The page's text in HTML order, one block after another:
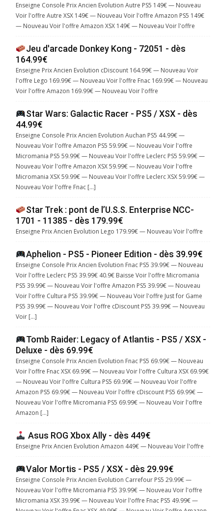
Enseigne Console Prix Ancien Evolution Autre PS5 149€ — Nouveau
Voir l'offre Autre XSX 149€ — Nouveau Voir l'offre Amazon PS5 149€
— Nouveau Voir l'offre Amazon XSX 149€ — Nouveau Voir l'offre
Jeu d'arcade Donkey Kong - 72051 - dès
164.99€
Enseigne Prix Ancien Evolution cDiscount 164.99€ — Nouveau Voir
l'offre Lego 169.99€ — Nouveau Voir l'offre Fnac 169.99€ — Nouveau
Voir l'offre Amazon 169.99€ — Nouveau Voir l'offre
Star Wars: Galactic Racer - PS5 / XSX - dès
44.99€
Enseigne Console Prix Ancien Evolution Auchan PS5 44.99€ —
Nouveau Voir l'offre Amazon PS5 59.99€ — Nouveau Voir l'offre
Micromania PS5 59.99€ — Nouveau Voir l'offre Leclerc PS5 59.99€ —
Nouveau Voir l'offre Amazon XSX 59.99€ — Nouveau Voir l'offre
Micromania XSX 59.99€ — Nouveau Voir l'offre Leclerc XSX 59.99€ —
Nouveau Voir l'offre Fnac […]
Star Trek : pont de l’U.S.S. Enterprise NCC-
1701 - 11385 - dès 179.99€
Enseigne Prix Ancien Evolution Lego 179.99€ — Nouveau Voir l'offre
Aphelion - PS5 - Pioneer Edition - dès 39.99€
Enseigne Console Prix Ancien Evolution Fnac PS5 39.99€ — Nouveau
Voir l'offre Leclerc PS5 39.99€ 40.9€ Baisse Voir l'offre Micromania
PS5 39.99€ — Nouveau Voir l'offre Amazon PS5 39.99€ — Nouveau
Voir l'offre Cultura PS5 39.99€ — Nouveau Voir l'offre Just for Game
PS5 39.99€ — Nouveau Voir l'offre cDiscount PS5 39.99€ — Nouveau
Voir […]
Tomb Raider: Legacy of Atlantis - PS5 / XSX -
Deluxe - dès 69.99€
Enseigne Console Prix Ancien Evolution Fnac PS5 69.99€ — Nouveau
Voir l'offre Fnac XSX 69.99€ — Nouveau Voir l'offre Cultura XSX 69.99€
— Nouveau Voir l'offre Cultura PS5 69.99€ — Nouveau Voir l'offre
Amazon PS5 69.99€ — Nouveau Voir l'offre cDiscount PS5 69.99€ —
Nouveau Voir l'offre Micromania PS5 69.99€ — Nouveau Voir l'offre
Amazon […]
Asus ROG Xbox Ally - dès 449€
Enseigne Prix Ancien Evolution Amazon 449€ — Nouveau Voir l'offre
Valor Mortis - PS5 / XSX - dès 29.99€
Enseigne Console Prix Ancien Evolution Carrefour PS5 29.99€ —
Nouveau Voir l'offre Micromania PS5 39.99€ — Nouveau Voir l'offre
Micromania XSX 39.99€ — Nouveau Voir l'offre Fnac PS5 49.99€ —